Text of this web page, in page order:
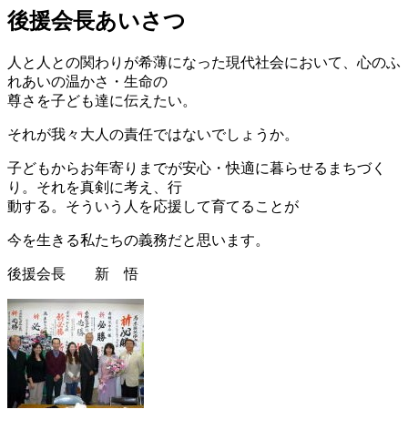
後援会長あいさつ
人と人との関わりが希薄になった現代社会において、心のふ
れあいの温かさ・生命の
尊さを子ども達に伝えたい。
それが我々大人の責任ではないでしょうか。
子どもからお年寄りまでが安心・快適に暮らせるまちづく
り。それを真剣に考え、行
動する。そういう人を応援して育てることが
今を生きる私たちの義務だと思います。
後援会長 新 悟